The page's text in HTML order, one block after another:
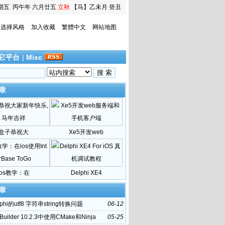
五 丙午年 六月廿五 立秋
【马】乙未月 癸丑
选择风格
加入收藏 繁體中文 网站地图
平台 | Misc
子恭祝大 Xe5开发web
教学：在 Delphi XE4
06-12
的utf8 字符串string转换问题
05-25
10.2.3中使用CMake和Ninja